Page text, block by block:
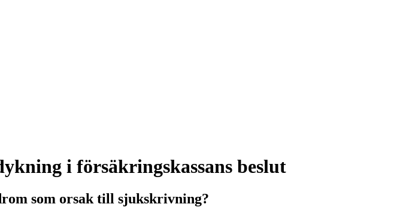
i försäkringskassans beslut
som orsak till sjukskrivning?